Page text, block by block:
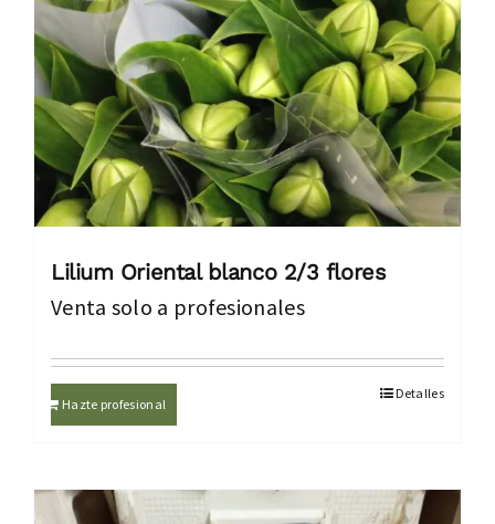
Lilium Oriental blanco 2/3 flores
Venta solo a profesionales
Hazte profesional
Detalles